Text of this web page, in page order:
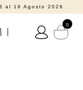
al 16 Agosto 2026.
0